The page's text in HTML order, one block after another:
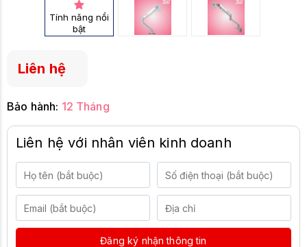
Tính năng nổi
bật
Liên hệ
Bảo hành: 12 Tháng
Liên hệ với nhân viên kinh doanh
Đăng ký nhận thông tin